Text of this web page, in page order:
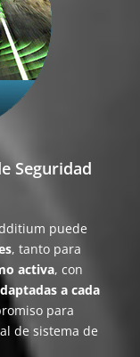
Seguridad
puede
, tanto para
activa, con
a cada
para
de sistema de